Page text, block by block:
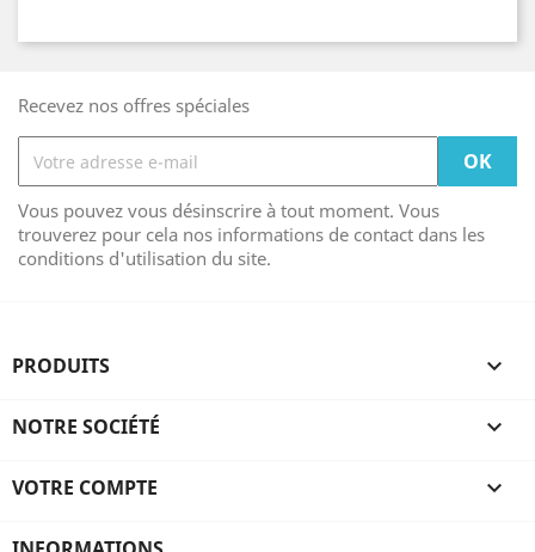
Recevez nos offres spéciales
Vous pouvez vous désinscrire à tout moment. Vous
trouverez pour cela nos informations de contact dans les
conditions d'utilisation du site.
PRODUITS 
NOTRE SOCIÉTÉ 
VOTRE COMPTE 